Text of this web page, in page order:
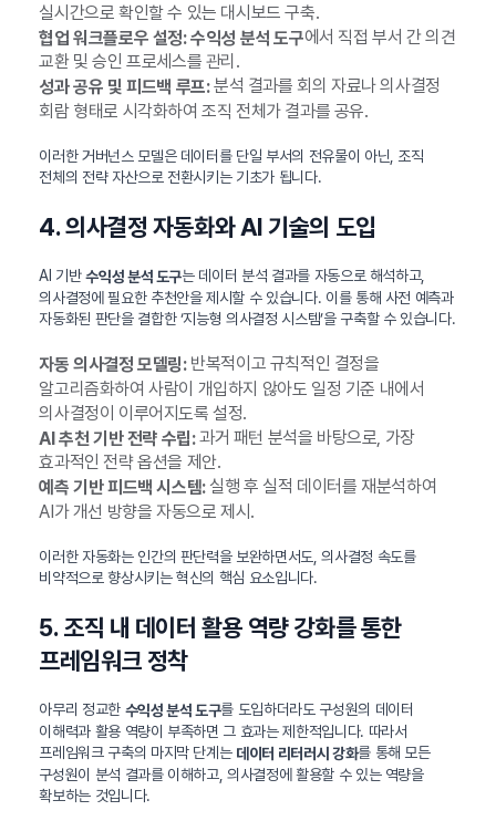
실시간으로 확인할 수 있는 대시보드 구축.
협업 워크플로우 설정:수익성 분석 도구에서 직접 부서 간 의견
교환 및 승인 프로세스를 관리.
성과 공유 및 피드백 루프:분석 결과를 회의 자료나 의사결정
회람 형태로 시각화하여 조직 전체가 결과를 공유.
이러한 거버넌스 모델은 데이터를 단일 부서의 전유물이 아닌, 조직
전체의 전략 자산으로 전환시키는 기초가 됩니다.
4. 의사결정 자동화와 AI 기술의 도입
AI 기반수익성 분석 도구는 데이터 분석 결과를 자동으로 해석하고,
의사결정에 필요한 추천안을 제시할 수 있습니다. 이를 통해 사전 예측과
자동화된 판단을 결합한 ‘지능형 의사결정 시스템’을 구축할 수 있습니다.
자동 의사결정 모델링:반복적이고 규칙적인 결정을
알고리즘화하여 사람이 개입하지 않아도 일정 기준 내에서
의사결정이 이루어지도록 설정.
AI 추천 기반 전략 수립:과거 패턴 분석을 바탕으로, 가장
효과적인 전략 옵션을 제안.
예측 기반 피드백 시스템:실행 후 실적 데이터를 재분석하여
AI가 개선 방향을 자동으로 제시.
이러한 자동화는 인간의 판단력을 보완하면서도, 의사결정 속도를
비약적으로 향상시키는 혁신의 핵심 요소입니다.
5. 조직 내 데이터 활용 역량 강화를 통한
프레임워크 정착
아무리 정교한 수익성 분석 도구를 도입하더라도 구성원의 데이터
이해력과 활용 역량이 부족하면 그 효과는 제한적입니다. 따라서
프레임워크 구축의 마지막 단계는 데이터 리터러시 강화를 통해 모든
구성원이 분석 결과를 이해하고, 의사결정에 활용할 수 있는 역량을
확보하는 것입니다.